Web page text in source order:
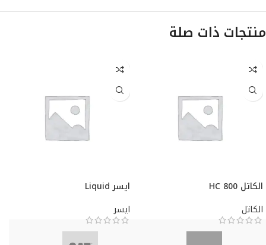
منتجات ذات صلة
الكاتل HC 800
الكاتل
ايسر Liquid
ايسر